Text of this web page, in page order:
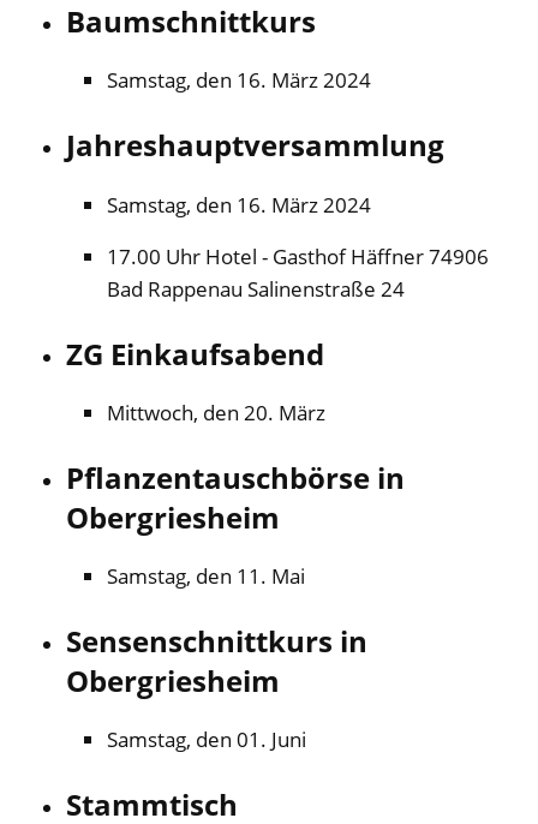
Baumschnittkurs
Samstag, den 16. März 2024
Jahreshauptversammlung
Samstag, den 16. März 2024
17.00 Uhr Hotel - Gasthof Häffner 74906
Bad Rappenau Salinenstraße 24
ZG Einkaufsabend
Mittwoch, den 20. März
Pflanzentauschbörse in
Obergriesheim
Samstag, den 11. Mai
Sensenschnittkurs in
Obergriesheim
Samstag, den 01. Juni
Stammtisch